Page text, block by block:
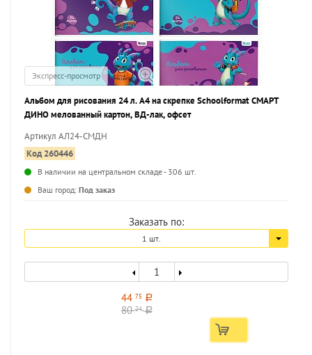
Экспресс-просмотр
Альбом для рисования 24 л. А4 на скрепке Schoolformat СМАРТ
ДИНО мелованный картон, ВД-лак, офсет
Артикул АЛ24-СМДН
Код 260446
В наличии на центральном складе - 306 шт.
Ваш город: Под заказ
Заказать по:
1 шт.
44 75 a
8024 a